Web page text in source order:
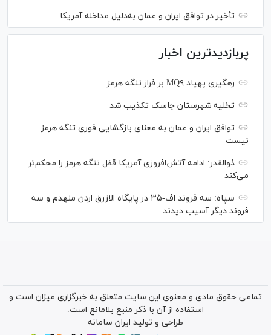
تأخیر در توافق ایران و عمان به‌دلیل مداخله آمریکا
پربازدیدترین اخبار
رهگیری پهپاد MQ۹ بر فراز تنگه هرمز
تخلیه شهرستان جاسک تکذیب شد
توافق ایران و عمان به معنای بازگشایی فوری تنگه هرمز
نیست
ذوالقدر: ادامه آتش‌افروزی آمریکا قفل تنگه هرمز را محکم‌تر
می‌کند
سپاه: سه فروند اف-۳۵ در پایگاه الازرق اردن منهدم و سه
فروند دیگر آسیب دیدند
تمامی حقوق مادی و معنوی این سایت متعلق به خبرگزاری میزان است و
استفاده از آن با ذکر منبع بلامانع است.
طراحی و تولید ایران سامانه